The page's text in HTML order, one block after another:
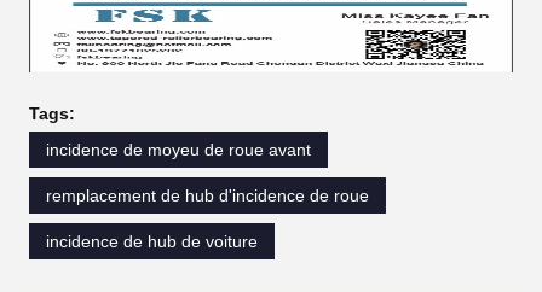
Tags:
incidence de moyeu de roue avant
remplacement de hub d'incidence de roue
incidence de hub de voiture